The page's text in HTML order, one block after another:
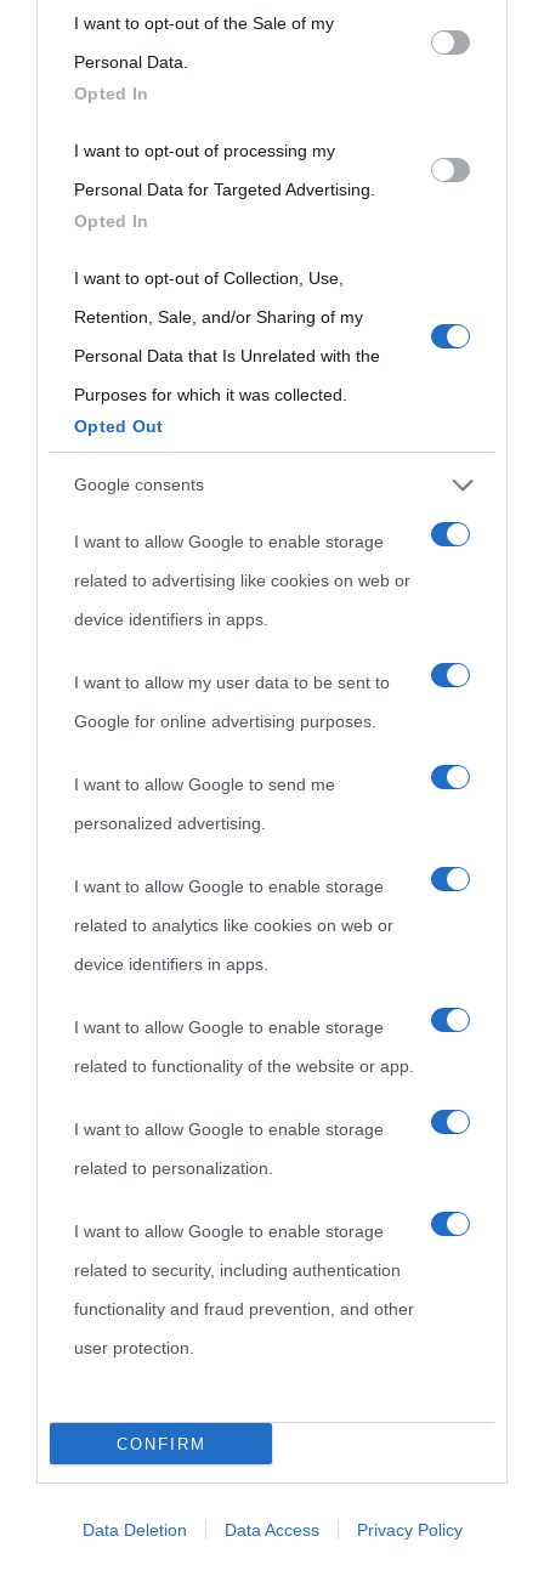
This information may also be disclosed by us to third parties
on the IAB’s List of Downstream Participants that may further
disclose it to other third parties.
Please note that this website/app uses one or more Google
services and may gather and store information including but
not limited to your visit or usage behaviour. You may click to
grant or deny consent to Google and its third-party tags to
use your data for below specified purposes in below Google
consent section.
I want to opt-out of the Sale of my
Personal Data.
Opted In
I want to opt-out of processing my
Personal Data for Targeted Advertising.
Opted In
I want to opt-out of Collection, Use,
Retention, Sale, and/or Sharing of my
Personal Data that Is Unrelated with the
Purposes for which it was collected.
Opted Out
Google consents
I want to allow Google to enable storage
related to advertising like cookies on web or
device identifiers in apps.
I want to allow my user data to be sent to
Google for online advertising purposes.
I want to allow Google to send me
personalized advertising.
I want to allow Google to enable storage
related to analytics like cookies on web or
device identifiers in apps.
I want to allow Google to enable storage
related to functionality of the website or app.
I want to allow Google to enable storage
related to personalization.
I want to allow Google to enable storage
related to security, including authentication
functionality and fraud prevention, and other
user protection.
CONFIRM
Data Deletion Data Access Privacy Policy